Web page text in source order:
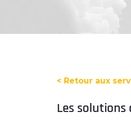
< Retour aux
Les